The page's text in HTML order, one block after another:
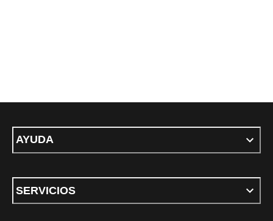
AYUDA
SERVICIOS